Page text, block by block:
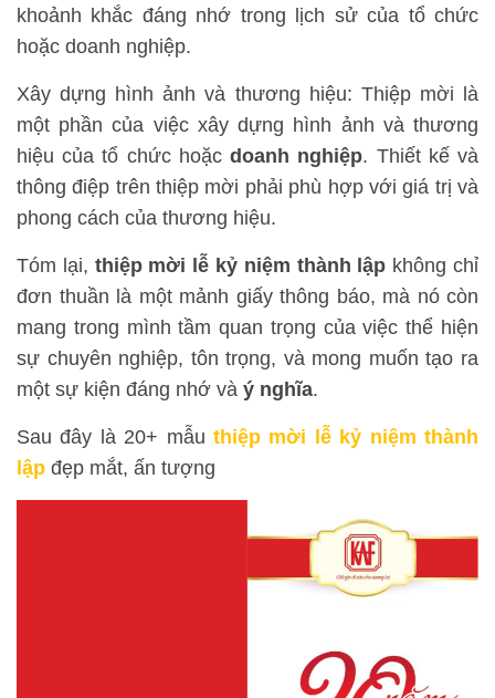
khoảnh khắc đáng nhớ trong lịch sử của tổ chức
hoặc doanh nghiệp.
Xây dựng hình ảnh và thương hiệu: Thiệp mời là
một phần của việc xây dựng hình ảnh và thương
hiệu của tổ chức hoặcdoanh nghiệp. Thiết kế và
thông điệp trên thiệp mời phải phù hợp với giá trị và
phong cách của thương hiệu.
Tóm lại, thiệp mời lễ kỷ niệm thành lập không chỉ
đơn thuần là một mảnh giấy thông báo, mà nó còn
mang trong mình tầm quan trọng của việc thể hiện
sự chuyên nghiệp, tôn trọng, và mong muốn tạo ra
một sự kiện đáng nhớ và ý nghĩa.
Sau đây là 20+ mẫu thiệp mời lễ kỷ niệm thành
lập đẹp mắt, ấn tượng